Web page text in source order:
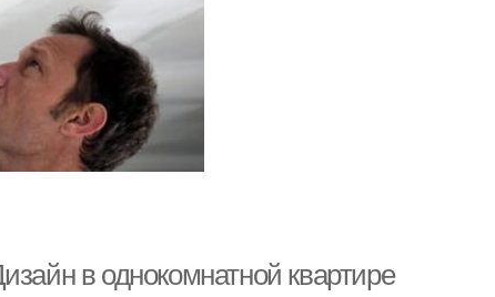
в однокомнатной квартире